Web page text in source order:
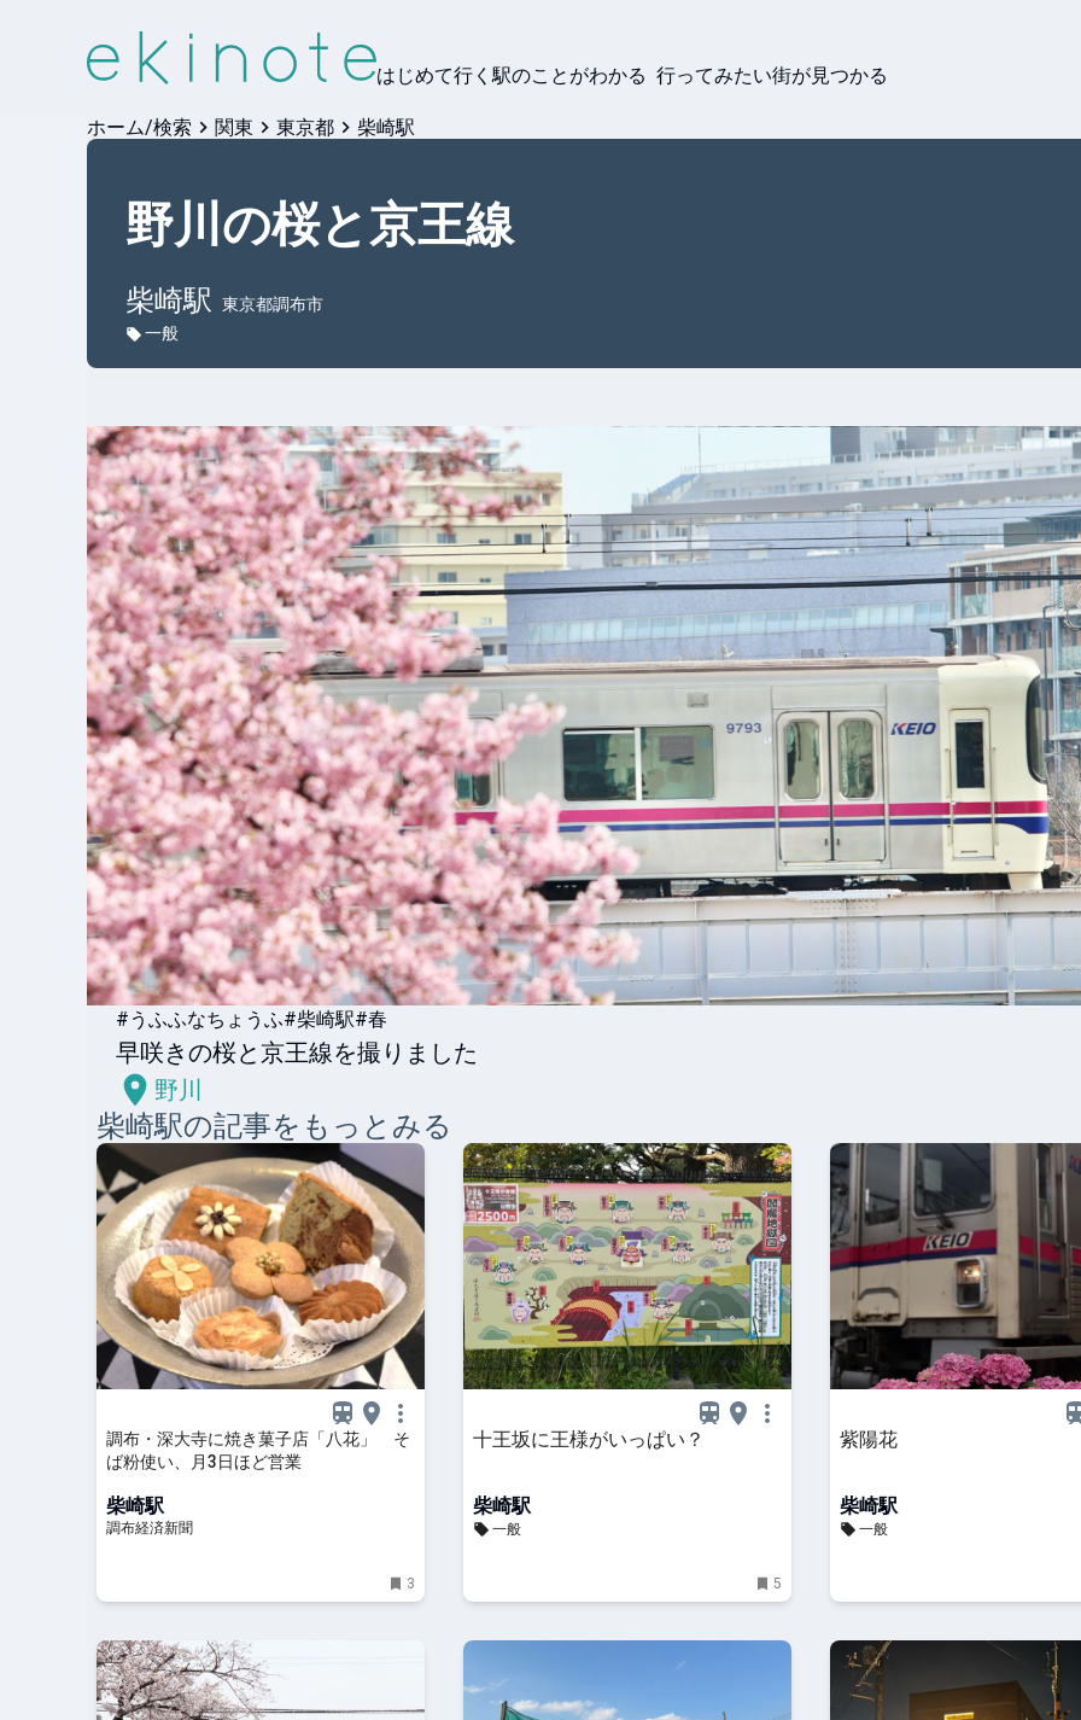
はじめて行く駅のことがわかる 行ってみたい街が見つかる
ホーム/検索 関東 東京都 柴崎駅
野川の桜と京王線
柴崎駅
東京都調布市
一般
#うふふなちょうふ#柴崎駅#春
早咲きの桜と京王線を撮りました
野川
柴崎駅の記事をもっとみる
調布・深大寺に焼き菓子店「八花」 そ
ば粉使い、月3日ほど営業
柴崎駅
調布経済新聞
3
十王坂に王様がいっぱい？
柴崎駅
一般
5
紫陽花
柴崎駅
一般